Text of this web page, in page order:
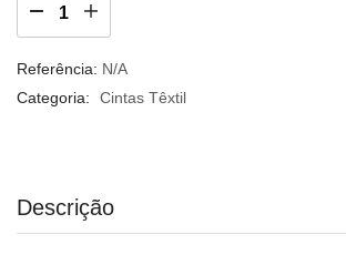
Referência: N/A
Categoria:
Cintas Têxtil
Descrição